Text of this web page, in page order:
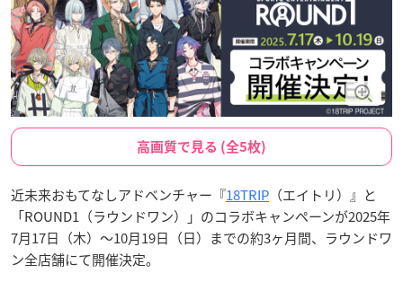
高画質で見る (全5枚)
近未来おもてなしアドベンチャー『18TRIP （エイトリ）』と
「ROUND1（ラウンドワン）」のコラボキャンペーンが2025年
7月17日（木）〜10月19日（日）までの約3ヶ月間、ラウンドワ
ン全店舗にて開催決定。